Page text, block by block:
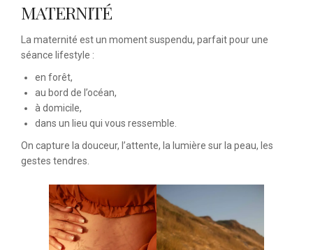
MATERNITÉ
La maternité est un moment suspendu, parfait pour une
séance lifestyle :
en forêt,
au bord de l’océan,
à domicile,
dans un lieu qui vous ressemble.
On capture la douceur, l’attente, la lumière sur la peau, les
gestes tendres.